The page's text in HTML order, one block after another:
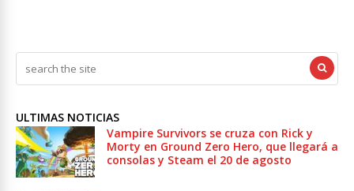
ULTIMAS NOTICIAS
Vampire Survivors se cruza con Rick y
Morty en Ground Zero Hero, que llegará a
consolas y Steam el 20 de agosto